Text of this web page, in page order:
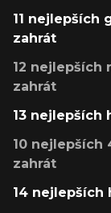
11 nejlepších
zahrát
12 nejlepších
zahrát
13 nejlepších
10 nejlepších
zahrát
14 nejlepších